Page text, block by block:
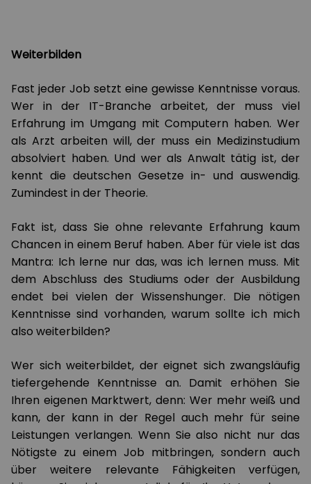
Weiterbilden
Fast jeder Job setzt eine gewisse Kenntnisse voraus.
Wer in der IT-Branche arbeitet, der muss viel
Erfahrung im Umgang mit Computern haben. Wer
als Arzt arbeiten will, der muss ein Medizinstudium
absolviert haben. Und wer als Anwalt tätig ist, der
kennt die deutschen Gesetze in- und auswendig.
Zumindest in der Theorie.
Fakt ist, dass Sie ohne relevante Erfahrung kaum
Chancen in einem Beruf haben. Aber für viele ist das
Mantra: Ich lerne nur das, was ich lernen muss. Mit
dem Abschluss des Studiums oder der Ausbildung
endet bei vielen der Wissenshunger. Die nötigen
Kenntnisse sind vorhanden, warum sollte ich mich
also weiterbilden?
Wer sich weiterbildet, der eignet sich zwangsläufig
tiefergehende Kenntnisse an. Damit erhöhen Sie
Ihren eigenen Marktwert, denn: Wer mehr weiß und
kann, der kann in der Regel auch mehr für seine
Leistungen verlangen. Wenn Sie also nicht nur das
Nötigste zu einem Job mitbringen, sondern auch
über weitere relevante Fähigkeiten verfügen,